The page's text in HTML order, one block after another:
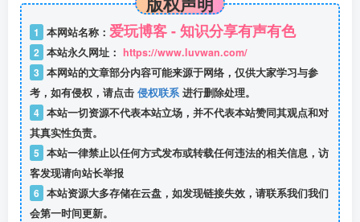
1 本网站名称： 爱玩博客 - 知识分享有声有色
2 本站永久网址： https://www.luvwan.com/
3 本网站的文章部分内容可能来源于网络，仅供大家学习与参
考，如有侵权，请点击 侵权联系进行删除处理。
4 本站一切资源不代表本站立场，并不代表本站赞同其观点和对
其真实性负责。
5 本站一律禁止以任何方式发布或转载任何违法的相关信息，访
客发现请向站长举报
6 本站资源大多存储在云盘，如发现链接失效，请联系我们我们
会第一时间更新。